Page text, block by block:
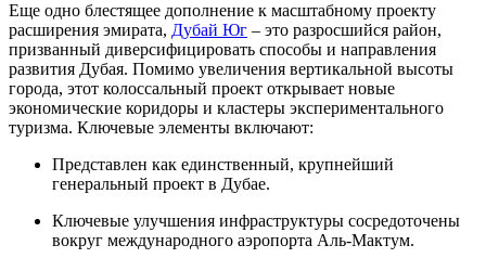
Еще одно блестящее дополнение к масштабному проекту
расширения эмирата, Дубай Юг – это разросшийся район,
призванный диверсифицировать способы и направления
развития Дубая. Помимо увеличения вертикальной высоты
города, этот колоссальный проект открывает новые
экономические коридоры и кластеры экспериментального
туризма. Ключевые элементы включают:
Представлен как единственный, крупнейший
генеральный проект в Дубае.
Ключевые улучшения инфраструктуры сосредоточены
вокруг международного аэропорта Аль-Мактум.